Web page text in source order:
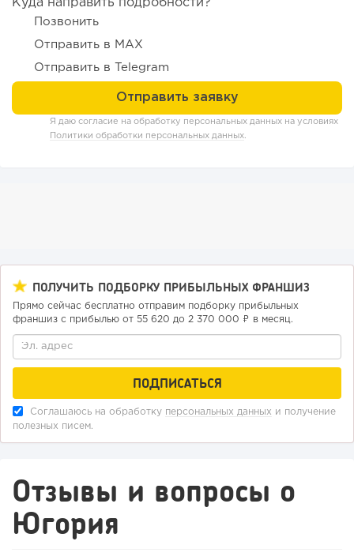
интернет-магазине...
Куда направить подробности?
Позвонить
Отправить в MAX
Отправить в Telegram
Я даю согласие на обработку персональных данных на условиях
Политики обработки персональных данных.
ПОЛУЧИТЬ ПОДБОРКУ ПРИБЫЛЬНЫХ ФРАНШИЗ
Прямо сейчас бесплатно отправим подборку прибыльных
франшиз с прибылью от 55 620 до 2 370 000 ₽ в месяц.
Соглашаюсь на обработку персональных данных и получение
полезных писем.
Отзывы и вопросы о
Югория